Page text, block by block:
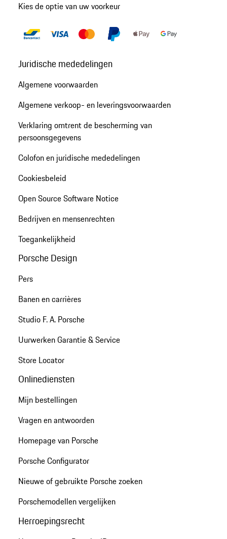
Kies de optie van uw voorkeur
Juridische mededelingen
Algemene voorwaarden
Algemene verkoop- en leveringsvoorwaarden
Verklaring omtrent de bescherming van
persoonsgegevens
Colofon en juridische mededelingen
Cookiesbeleid
Open Source Software Notice
Bedrijven en mensenrechten
Toegankelijkheid
Porsche Design
Pers
Banen en carrières
Studio F. A. Porsche
Uurwerken Garantie & Service
Store Locator
Onlinediensten
Mijn bestellingen
Vragen en antwoorden
Homepage van Porsche
Porsche Configurator
Nieuwe of gebruikte Porsche zoeken
Porschemodellen vergelijken
Herroepingsrecht